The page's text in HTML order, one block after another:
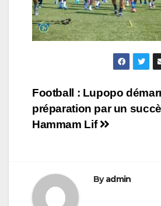
Navigation
de
Football : Lupopo
préparation par un
Hammam Lif
Byadmin